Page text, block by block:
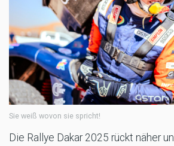
Sie weiß wovon sie spricht!
Die Rallye Dakar 2025 rückt näher